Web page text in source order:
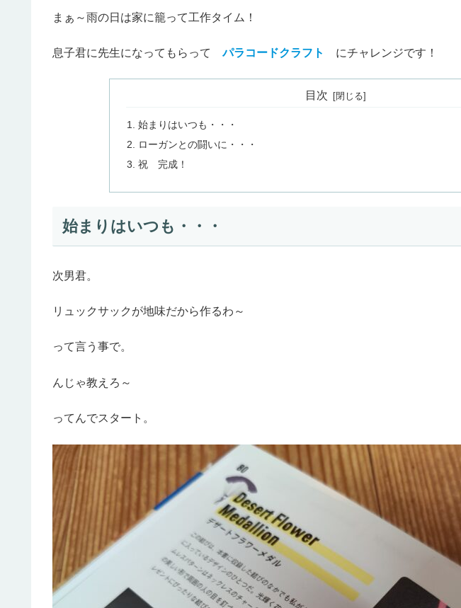
まぁ～雨の日は家に籠って工作タイム！
息子君に先生になってもらってパラコードクラフト にチャレンジです！
目次
始まりはいつも・・・
ローガンとの闘いに・・・
祝 完成！
始まりはいつも・・・
次男君。
リュックサックが地味だから作るわ～
って言う事で。
んじゃ教えろ～
ってんでスタート。